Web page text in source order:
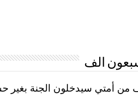
الف
النبي ﷺ 70 ألف من أمتي سيدخلون الجنة